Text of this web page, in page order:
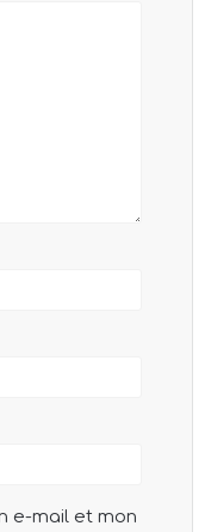
e-mail et mon